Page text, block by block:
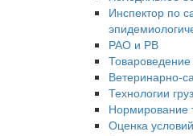
Инспектор по
РАО и РВ
Товароведение
Ветеринарно-
Технологии
Нормирование
Оценка